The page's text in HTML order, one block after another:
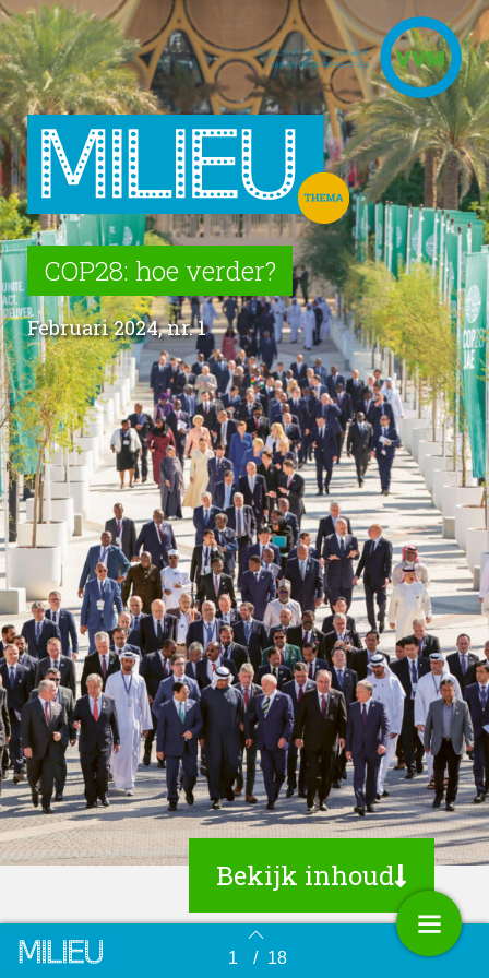
Terug naar overzicht 1 / 18
COP28: hoe verder?
Februari 2024, nr. 1
Bekijk inhoud